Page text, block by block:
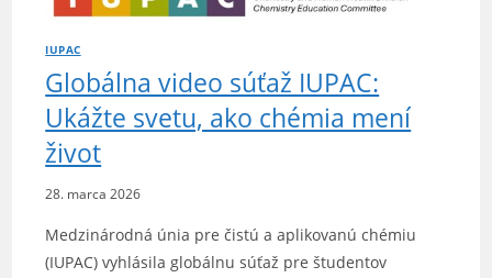
IUPAC
Globálna video súťaž IUPAC:
Ukážte svetu, ako chémia mení
život
28. marca 2026
Medzinárodná únia pre čistú a aplikovanú chémiu
(IUPAC) vyhlásila globálnu súťaž pre študentov